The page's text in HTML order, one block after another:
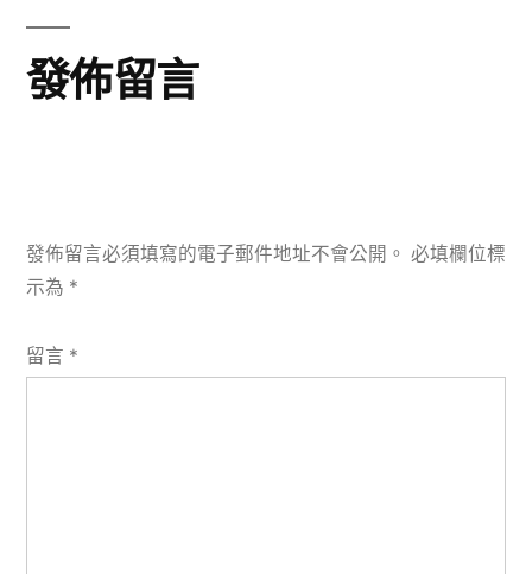
發佈留言
發佈留言必須填寫的電子郵件地址不會公開。 必填欄位標
示為 *
留言 *